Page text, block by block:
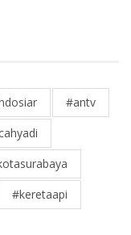
#antv
#keretaapi